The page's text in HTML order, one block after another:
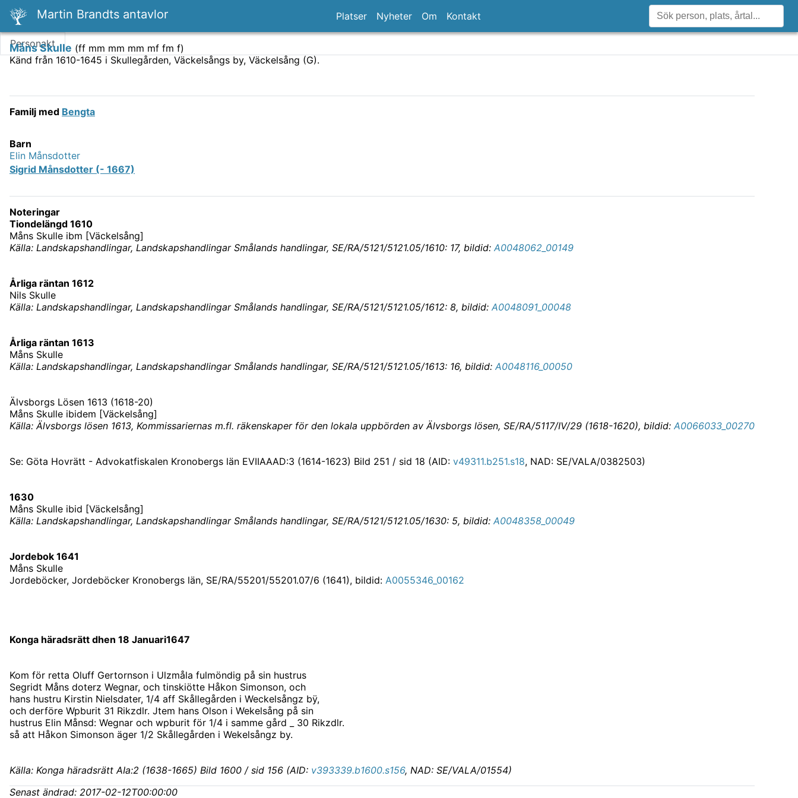
Martin Brandts antavlor Platser Nyheter Om Kontakt
Personakt
Måns Skulle (ff mm mm mm mf fm f)
Känd från 1610-1645 i Skullegården, Väckelsångs by, Väckelsång (G).
Familj med Bengta
Barn
Elin Månsdotter
Sigrid Månsdotter (- 1667)
Noteringar
Tiondelängd 1610
Måns Skulle ibm [Väckelsång]
Källa: Landskapshandlingar, Landskapshandlingar Smålands handlingar, SE/RA/5121/5121.05/1610: 17, bildid: A0048062_00149
Årliga räntan 1612
Nils Skulle
Källa: Landskapshandlingar, Landskapshandlingar Smålands handlingar, SE/RA/5121/5121.05/1612: 8, bildid: A0048091_00048
Årliga räntan 1613
Måns Skulle
Källa: Landskapshandlingar, Landskapshandlingar Smålands handlingar, SE/RA/5121/5121.05/1613: 16, bildid: A0048116_00050
Älvsborgs Lösen 1613 (1618-20)
Måns Skulle ibidem [Väckelsång]
Källa: Älvsborgs lösen 1613, Kommissariernas m.fl. räkenskaper för den lokala uppbörden av Älvsborgs lösen, SE/RA/5117/IV/29 (1618-1620), bildid: A0066033_00270
Se: Göta Hovrätt - Advokatfiskalen Kronobergs län EVIIAAAD:3 (1614-1623) Bild 251 / sid 18 (AID: v49311.b251.s18, NAD: SE/VALA/0382503)
1630
Måns Skulle ibid [Väckelsång]
Källa: Landskapshandlingar, Landskapshandlingar Smålands handlingar, SE/RA/5121/5121.05/1630: 5, bildid: A0048358_00049
Jordebok 1641
Måns Skulle
Jordeböcker, Jordeböcker Kronobergs län, SE/RA/55201/55201.07/6 (1641), bildid: A0055346_00162
Konga häradsrätt dhen 18 Januari1647
Kom för retta Oluff Gertornson i Ulzmåla fulmöndig på sin hustrus
Segridt Måns doterz Wegnar, och tinskiötte Håkon Simonson, och
hans hustru Kirstin Nielsdater, 1/4 aff Skållegården i Weckelsångz bÿ,
och derföre Wpburit 31 Rikzdlr. Jtem hans Olson i Wekelsång på sin
hustrus Elin Månsd: Wegnar och wpburit för 1/4 i samme gård _ 30 Rikzdlr.
så att Håkon Simonson äger 1/2 Skållegården i Wekelsångz by.
Källa: Konga häradsrätt AIa:2 (1638-1665) Bild 1600 / sid 156 (AID: v393339.b1600.s156, NAD: SE/VALA/01554)
Senast ändrad: 2017-02-12T00:00:00